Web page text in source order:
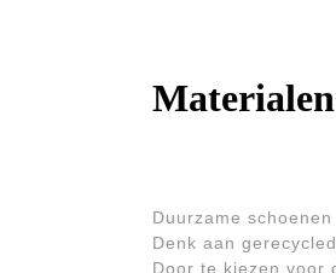
Materialen
Duurzame
Denk aan
Door te kiezen voor